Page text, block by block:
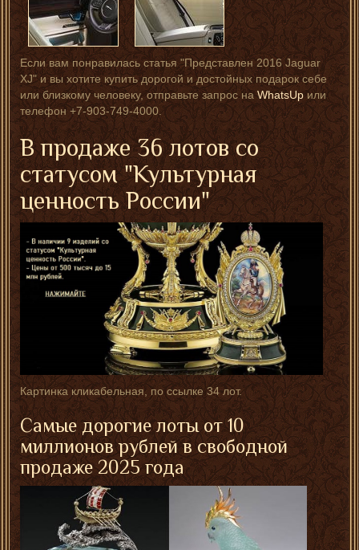
Если вам понравилась статья "Представлен 2016 Jaguar
XJ" и вы хотите купить дорогой и достойных подарок себе
или близкому человеку, отправьте запрос наWhatsUpили
телефон +7-903-749-4000.
В продаже 36 лотов со
статусом "Культурная
ценность России"
Картинка кликабельная, по ссылке 34 лот.
Самые дорогие лоты от 10
миллионов рублей в свободной
продаже 2025 года